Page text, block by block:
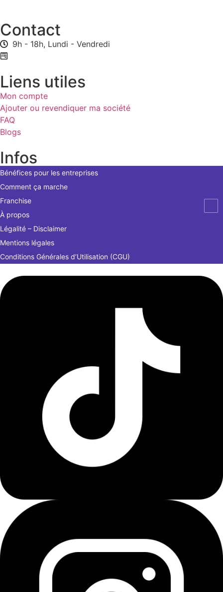
Contact
9h - 18h, Lundi - Vendredi
Liens utiles
Mon compte
Ajouter ou revendiquer ma société
FAQ
Blogs
Infos
Bénéfices pour les entreprises
Comment ça marche
Franchise
À propos
Légalité – Disclaimer
Mentions légales
Conditions Générales d’Utilisation (CGU)